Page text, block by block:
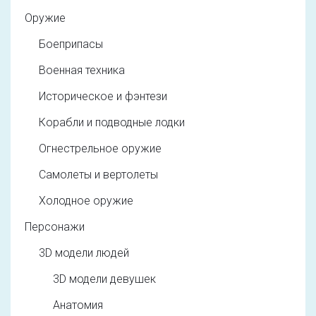
Оружие
Боеприпасы
Военная техника
Историческое и фэнтези
Корабли и подводные лодки
Огнестрельное оружие
Самолеты и вертолеты
Холодное оружие
Персонажи
3D модели людей
3D модели девушек
Анатомия